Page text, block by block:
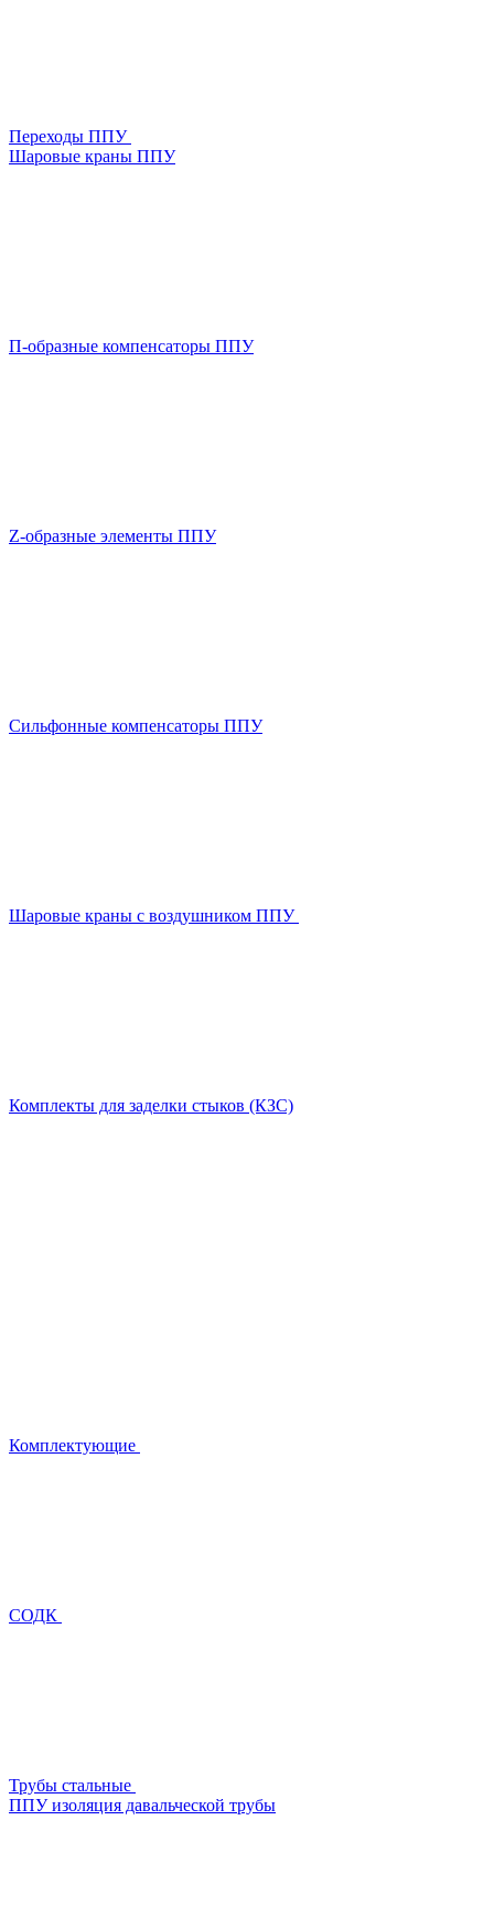
Переходы ППУ
Шаровые краны ППУ
П-образные компенсаторы ППУ
Z-образные элементы ППУ
Сильфонные компенсаторы ППУ
Шаровые краны с воздушником ППУ
Комплекты для заделки стыков (КЗС)
Комплектующие
СОДК
Трубы стальные
ППУ изоляция давальческой трубы